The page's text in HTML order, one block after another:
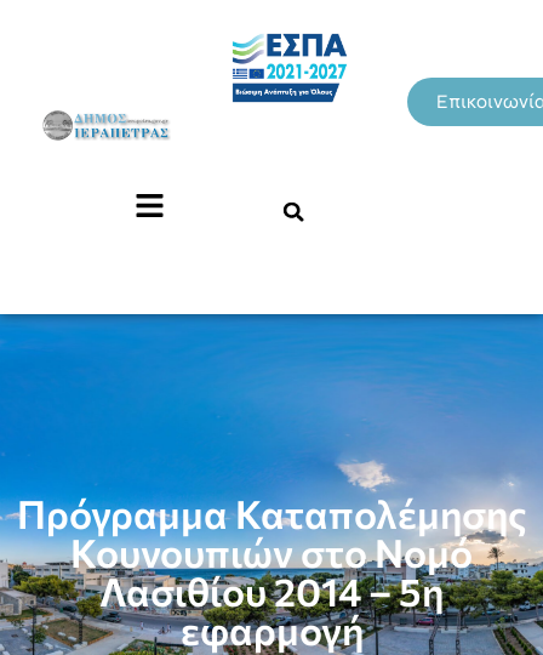
Πρόγραμμα Καταπολέμησης
Κουνουπιών στο Νομό
Λασιθίου 2014 – 5η
εφαρμογή